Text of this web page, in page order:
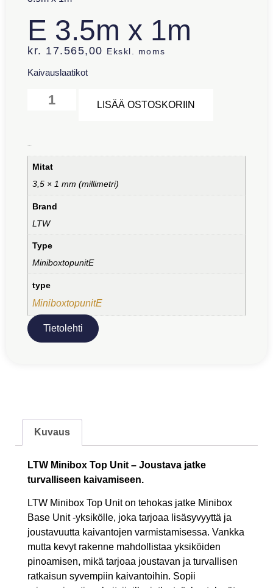
E 3.5m x 1m
kr. 17.565,00 Ekskl. moms
Kaivauslaatikot
LISÄÄ OSTOSKORIIN
Mitat
3,5 × 1 mm (millimetri)
Brand
LTW
Type
MiniboxtopunitE
type
MiniboxtopunitE
Tietolehti
Kuvaus
LTW Minibox Top Unit – Joustava jatke
turvalliseen kaivamiseen.
LTW Minibox Top Unit on tehokas jatke Minibox
Base Unit -yksikölle, joka tarjoaa lisäsyvyyttä ja
joustavuutta kaivantojen varmistamisessa. Vankka
mutta kevyt rakenne mahdollistaa yksiköiden
pinoamisen, mikä tarjoaa joustavan ja turvallisen
ratkaisun syvempiin kaivantoihin. Sopii